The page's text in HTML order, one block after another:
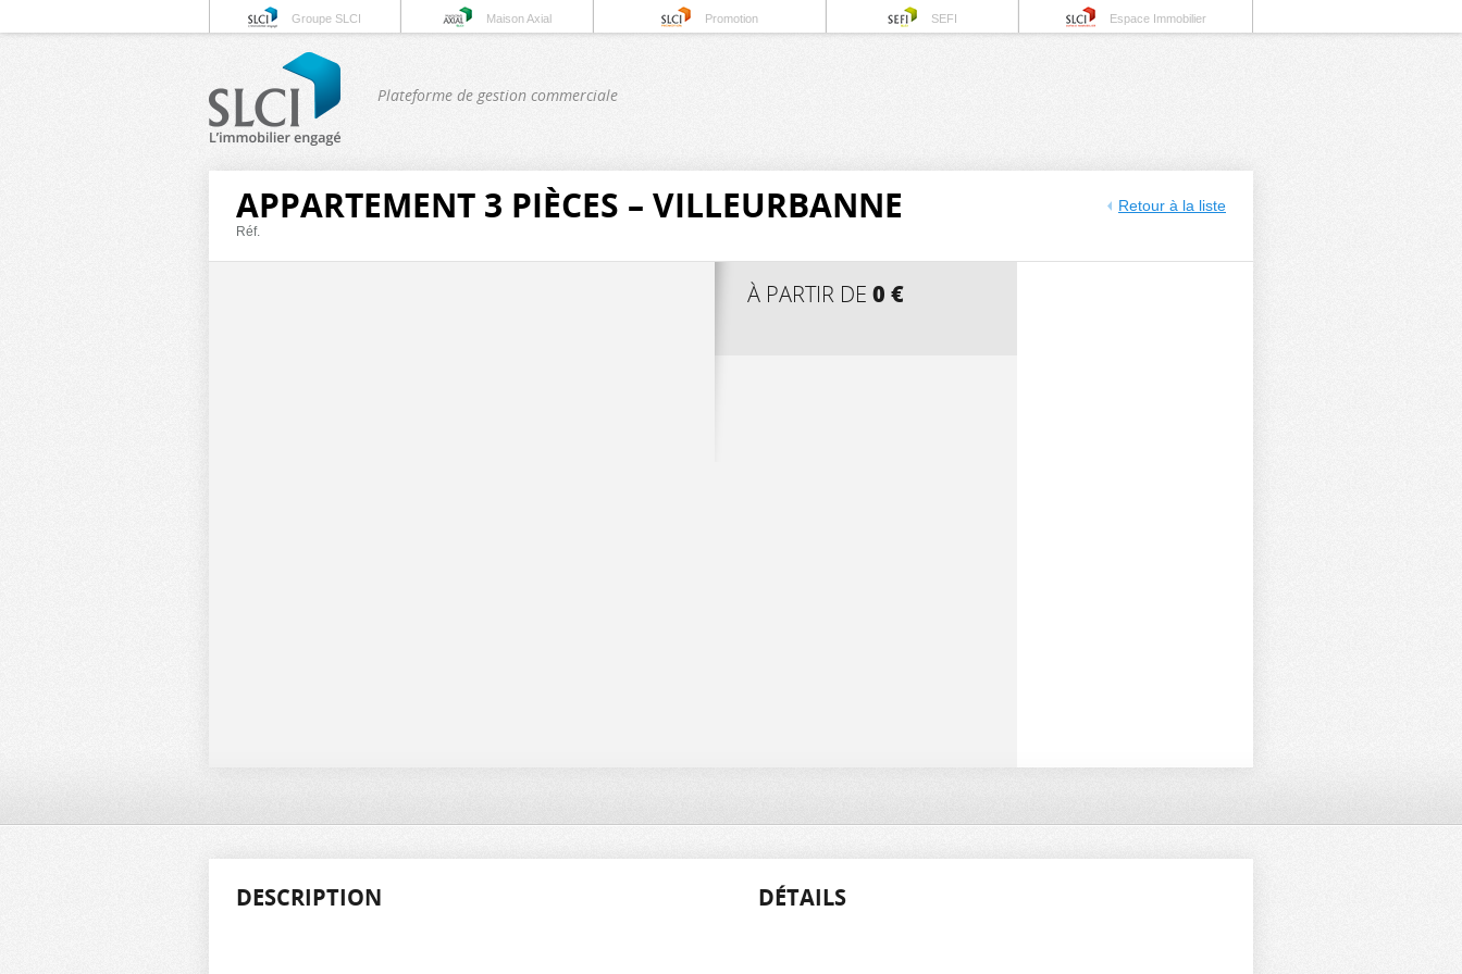
Groupe SLCI Maison Axial Promotion SEFI Espace Immobilier
Plateforme de gestion commerciale
APPARTEMENT 3 PIÈCES – VILLEURBANNE
Réf.
Retour à la liste
À PARTIR DE 0 €
DESCRIPTION DÉTAILS